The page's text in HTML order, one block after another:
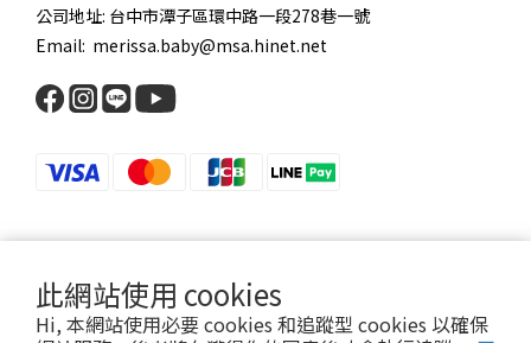
此網站使用 cookies
Hi, 本網站使用必要 cookies 和追蹤型 cookies 以確保
公司地址: 台中市潭子區環中路一段278巷一號
Email: merissa.baby@msa.hinet.net
Copyright © Ni + 找你購物 All Rights Reserved